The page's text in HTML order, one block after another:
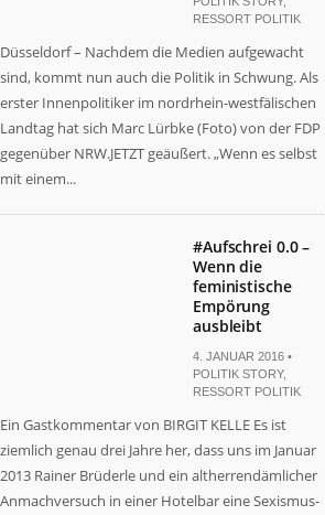
RESSORT POLITIK
Düsseldorf – Nachdem die Medien aufgewacht
sind, kommt nun auch die Politik in Schwung. Als
erster Innenpolitiker im nordrhein-westfälischen
Landtag hat sich Marc Lürbke (Foto) von der FDP
gegenüber NRW.JETZT geäußert. „Wenn es selbst
mit einem...
#Aufschrei 0.0 –
Wenn die
feministische
Empörung
ausbleibt
4. JANUAR 2016 •
POLITIK STORY,
RESSORT POLITIK
Ein Gastkommentar von BIRGIT KELLE Es ist
ziemlich genau drei Jahre her, dass uns im Januar
2013 Rainer Brüderle und ein altherrendämlicher
Anmachversuch in einer Hotelbar eine Sexismus-